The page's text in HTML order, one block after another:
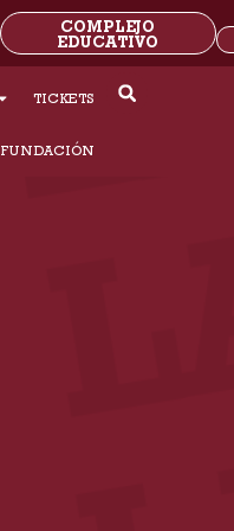
COMPLEJO
EDUCATIVO
TICKETS
FUNDACIÓN